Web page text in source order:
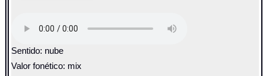
Sentido: nube
Valor fonético: mix